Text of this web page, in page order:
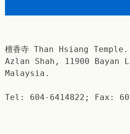
檀香寺 Than Hsiang
Azlan Shah, 11900 Bayan
Malaysia.
Tel: 604-6414822; Fax: